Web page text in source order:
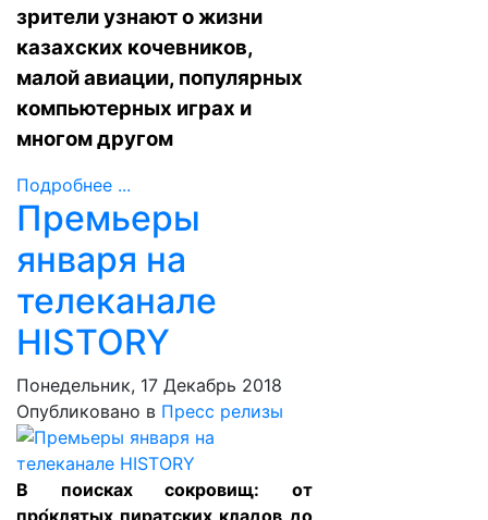
зрители узнают о жизни
казахских кочевников,
малой авиации, популярных
компьютерных играх и
многом другом
Подробнее ...
Премьеры
января на
телеканале
HISTORY
Понедельник, 17 Декабрь 2018
Опубликовано в Пресс релизы
В поисках сокровищ: от
про́клятых пиратских кладов до